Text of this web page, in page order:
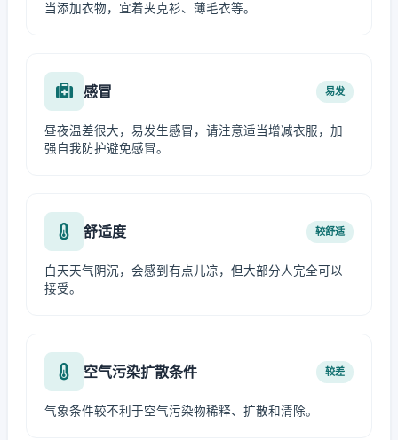
当添加衣物，宜着夹克衫、薄毛衣等。
感冒 易发
昼夜温差很大，易发生感冒，请注意适当增减衣服，加
强自我防护避免感冒。
舒适度 较舒适
白天天气阴沉，会感到有点儿凉，但大部分人完全可以
接受。
空气污染扩散条件 较差
气象条件较不利于空气污染物稀释、扩散和清除。